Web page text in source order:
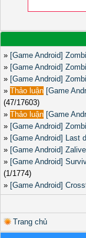
» [Game Android]
» [Game Android]
» [Game Android]
» Thảo luận [Game
(47/17603)
» Thảo luận [Game
» [Game Android]
» [Game Android] Last
» [Game Android]
» [Game Android]
(1/1774)
» [Game Android]
Trang chủ